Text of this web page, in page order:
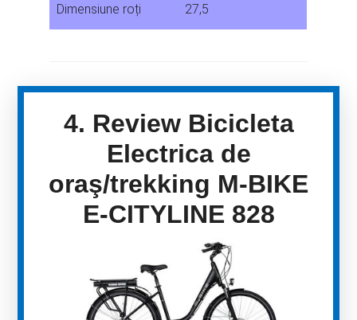
Dimensiune roți 27,5
4. Review Bicicleta
Electrica de
oraş/trekking M-BIKE
E-CITYLINE 828